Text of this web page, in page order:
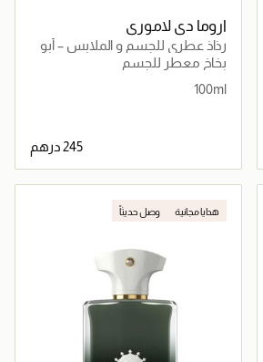
اروما دي لاموري
رذاذ عطري للجسم و الملابس – أبو
ظبي
بخاخ معطر للجسم
100ml
جاري تحميل التفاصيل
هدايا مجانية وصل حديثاً